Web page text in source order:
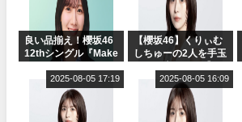
良い品揃え！櫻坂46
12thシングル『Make
ャルグッズ絶賛販売
【櫻坂46】くりぃむ
しちゅーの2人を手玉
りぃむナンタラ】
2025-08-05 17:19 2025-08-05 16:09